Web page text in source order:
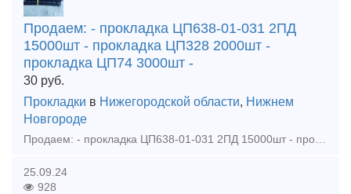
Продаем: - прокладка ЦП638-01-031 2ПД
15000шт - прокладка ЦП328 2000шт -
прокладка ЦП74 3000шт -
30 руб.
Прокладки в Нижегородской области, Нижнем
Новгороде
Продаем: - прокладка ЦП638-01-031 2ПД 15000шт - прокладка ЦП328 2000шт - прокладка ЦП74 3000шт - накладка 1р65 новая 22г 8тн цена договорная. Покупаем: - рельс р65 новые, резерв, б
25.09.24
928